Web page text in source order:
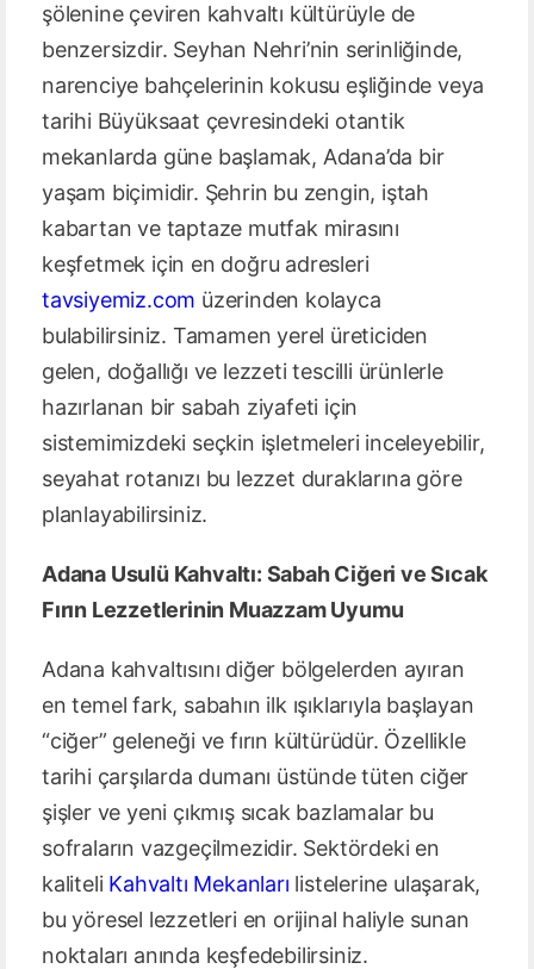
şölenine çeviren kahvaltı kültürüyle de
benzersizdir. Seyhan Nehri’nin serinliğinde,
narenciye bahçelerinin kokusu eşliğinde veya
tarihi Büyüksaat çevresindeki otantik
mekanlarda güne başlamak, Adana’da bir
yaşam biçimidir. Şehrin bu zengin, iştah
kabartan ve taptaze mutfak mirasını
keşfetmek için en doğru adresleri
tavsiyemiz.com üzerinden kolayca
bulabilirsiniz. Tamamen yerel üreticiden
gelen, doğallığı ve lezzeti tescilli ürünlerle
hazırlanan bir sabah ziyafeti için
sistemimizdeki seçkin işletmeleri inceleyebilir,
seyahat rotanızı bu lezzet duraklarına göre
planlayabilirsiniz.
Adana Usulü Kahvaltı: Sabah Ciğeri ve Sıcak
Fırın Lezzetlerinin Muazzam Uyumu
Adana kahvaltısını diğer bölgelerden ayıran
en temel fark, sabahın ilk ışıklarıyla başlayan
“ciğer” geleneği ve fırın kültürüdür. Özellikle
tarihi çarşılarda dumanı üstünde tüten ciğer
şişler ve yeni çıkmış sıcak bazlamalar bu
sofraların vazgeçilmezidir. Sektördeki en
kaliteli Kahvaltı Mekanları listelerine ulaşarak,
bu yöresel lezzetleri en orijinal haliyle sunan
noktaları anında keşfedebilirsiniz.